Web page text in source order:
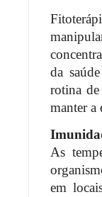
da
rotina
manter a
As
em